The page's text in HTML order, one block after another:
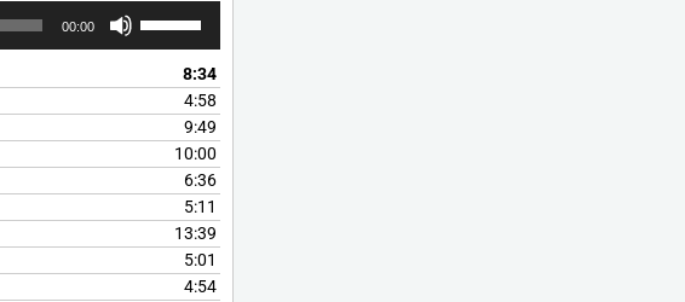
00:00
de
flecha
arriba/abajo
para
aumentar
disminuir
volumen.
8:34
4:58
9:49
10:00
6:36
5:11
13:39
5:01
4:54